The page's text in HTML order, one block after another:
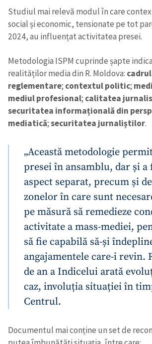
Studiul mai relevă modul în care
social și economic, tensionate pe tot
2024, au influențat activitatea presei.
Metodologia ISPM cuprinde șapte
realităților media din R. Moldova:
reglementare; contextul politic;
mediul profesional; calitatea
securitatea informațională din
mediatică;securitatea jurnaliștilor.
„Această metodologie
presei în ansamblu, dar și a
aspect separat, precum și
zonelor în care sunt
pe măsură să remedieze
activitate a mass-mediei,
să fie capabilă să-și
angajamentele care-i revin.
de an a Indicelui arată
caz, involuția situației în
Centrul.
Documentul mai conține un set de